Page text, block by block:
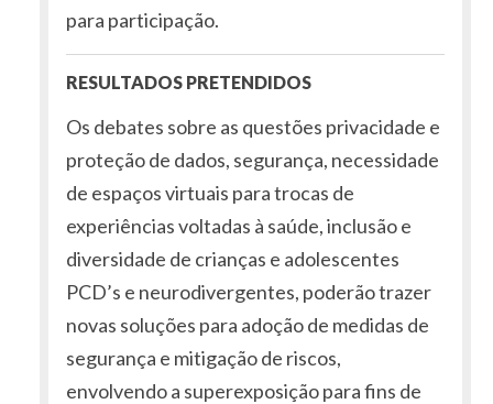
para participação.
RESULTADOS PRETENDIDOS
Os debates sobre as questões privacidade e
proteção de dados, segurança, necessidade
de espaços virtuais para trocas de
experiências voltadas à saúde, inclusão e
diversidade de crianças e adolescentes
PCD’s e neurodivergentes, poderão trazer
novas soluções para adoção de medidas de
segurança e mitigação de riscos,
envolvendo a superexposição para fins de